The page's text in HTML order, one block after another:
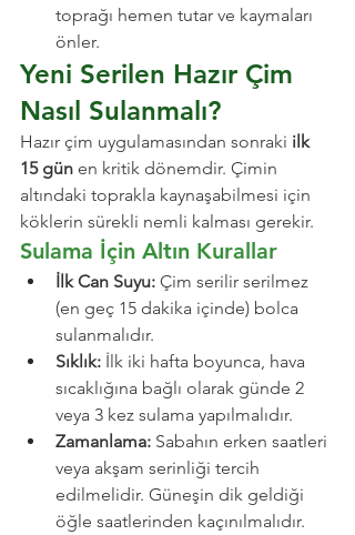
toprağı hemen tutar ve kaymaları
önler.
Yeni Serilen Hazır Çim
Nasıl Sulanmalı?
Hazır çim uygulamasından sonraki ilk
15 gün en kritik dönemdir. Çimin
altındaki toprakla kaynaşabilmesi için
köklerin sürekli nemli kalması gerekir.
Sulama İçin Altın Kurallar
İlk Can Suyu: Çim serilir serilmez
(en geç 15 dakika içinde) bolca
sulanmalıdır.
Sıklık: İlk iki hafta boyunca, hava
sıcaklığına bağlı olarak günde 2
veya 3 kez sulama yapılmalıdır.
Zamanlama: Sabahın erken saatleri
veya akşam serinliği tercih
edilmelidir. Güneşin dik geldiği
öğle saatlerinden kaçınılmalıdır.